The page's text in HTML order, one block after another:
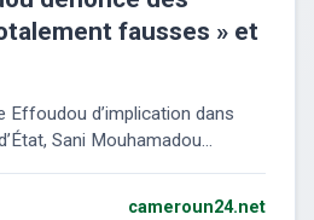
fausses » et
Effoudou d’implication dans
Sani Mouhamadou...
cameroun24.net